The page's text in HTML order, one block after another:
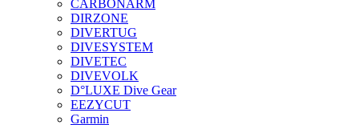
CARBONARM
DIRZONE
DIVERTUG
DIVESYSTEM
DIVETEC
DIVEVOLK
D°LUXE Dive Gear
EEZYCUT
Garmin